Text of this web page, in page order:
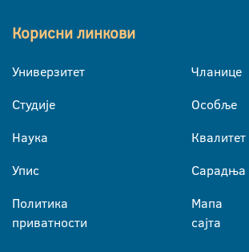
Корисни линкови
Универзитет
Студије
Наука
Упис
Политика
приватности
Чланице
Особље
Квалитет
Сарадња
Мапа
сајта